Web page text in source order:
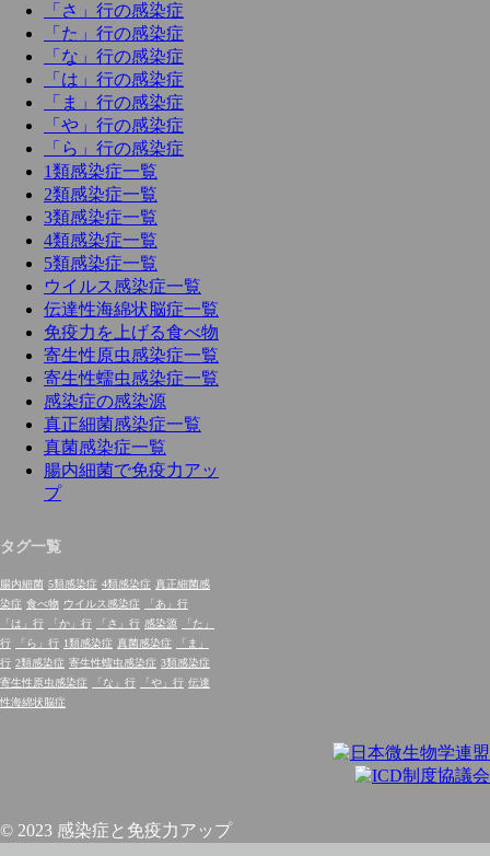
「さ」行の感染症
「た」行の感染症
「な」行の感染症
「は」行の感染症
「ま」行の感染症
「や」行の感染症
「ら」行の感染症
1類感染症一覧
2類感染症一覧
3類感染症一覧
4類感染症一覧
5類感染症一覧
ウイルス感染症一覧
伝達性海綿状脳症一覧
免疫力を上げる食べ物
寄生性原虫感染症一覧
寄生性蠕虫感染症一覧
感染症の感染源
真正細菌感染症一覧
真菌感染症一覧
腸内細菌で免疫力アッ
プ
タグ一覧
腸内細菌 5類感染症 4類感染症 真正細菌感
染症 食べ物 ウイルス感染症
「あ」行
「は」行
「か」行 「さ」行 感染源
「た」
行
「ら」行 1類感染症 真菌感染症
「ま」
行 2類感染症 寄生性蠕虫感染症 3類感染症
寄生性原虫感染症
「な」行 「や」行 伝達
性海綿状脳症
© 2023 感染症と免疫力アップ